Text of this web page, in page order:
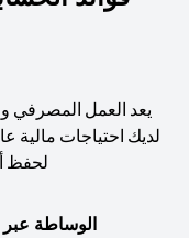
يعد العمل المصرفي
لديك احتياجات مالية
لحفظ
الوساطة عبر